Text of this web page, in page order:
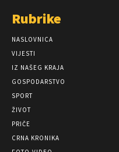
Rubrike
NASLOVNICA
VIJESTI
IZ NAŠEG KRAJA
GOSPODARSTVO
SPORT
ŽIVOT
PRIČE
CRNA KRONIKA